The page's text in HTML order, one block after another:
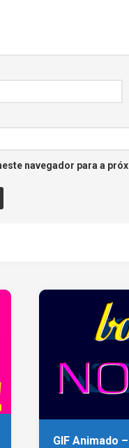
navegador para a
GIF Animado